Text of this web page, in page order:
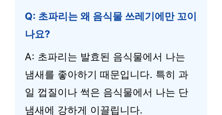
Q: 초파리는 왜 음식물 쓰레기에만 꼬이
나요?
A: 초파리는 발효된 음식물에서 나는
냄새를 좋아하기 때문입니다. 특히 과
일 껍질이나 썩은 음식물에서 나는 단
냄새에 강하게 이끌립니다.